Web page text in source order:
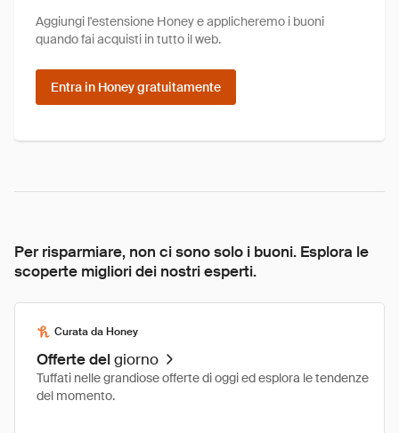
Aggiungi l'estensione Honey e applicheremo i buoni
quando fai acquisti in tutto il web.
Entra in Honey gratuitamente
Per risparmiare, non ci sono solo i buoni. Esplora le
scoperte migliori dei nostri esperti.
Curata da Honey
Offerte delgiorno
Tuffati nelle grandiose offerte di oggi ed esplora le tendenze
del momento.